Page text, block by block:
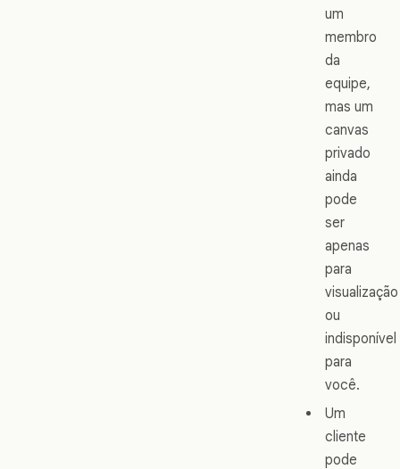
um
membro
da
equipe,
mas um
canvas
privado
ainda
pode
ser
apenas
para
visualização
ou
indisponível
para
você.
Um
cliente
pode